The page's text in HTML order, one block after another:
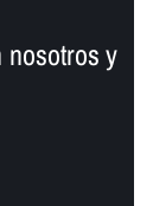
y